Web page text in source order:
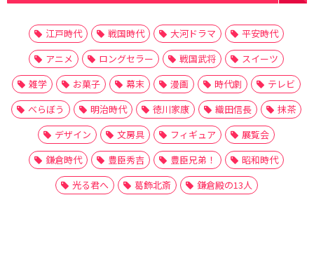
江戸時代 戦国時代 大河ドラマ
平安時代
アニメ
ロングセラー 戦国武将
スイーツ
雑学
お菓子 幕末 漫画 時代劇
テレビ
べらぼう
明治時代 徳川家康 織田信長
抹茶
デザイン
文房具 フィギュア
展覧会
鎌倉時代
豊臣秀吉 豊臣兄弟！
昭和時代
光る君へ
葛飾北斎 鎌倉殿の13人